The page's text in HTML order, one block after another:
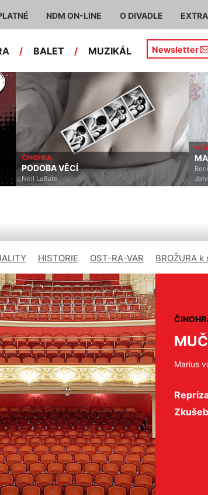
NDM ON-LINE O DIVADLE EXTRA
/ BALET / MUZIKÁL Newsletter
ČINOHRA
PODOBA VĚCÍ
Neil LaBute
HISTORIE OST-RA-VAR BROŽURA
Marius